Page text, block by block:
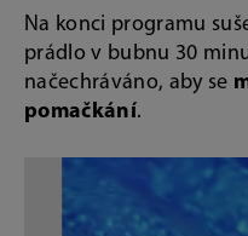
Na konci programu
prádlo v bubnu 30
načechráváno, aby se
pomačkání.